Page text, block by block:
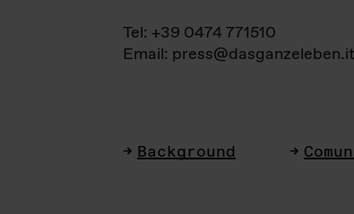
Tel: +39 0474 771510
Email: press@dasganzeleben.it
Background